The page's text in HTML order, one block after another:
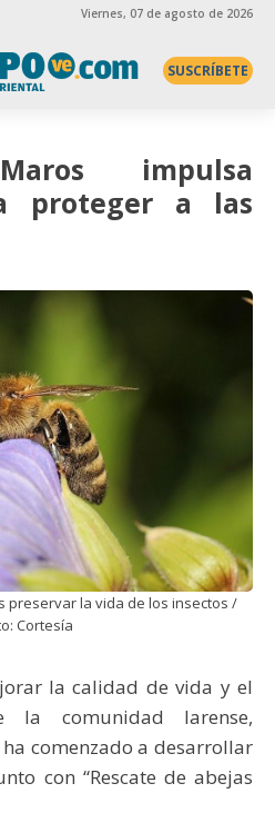
Viernes, 07 de agosto de 2026
SUSCRÍBETE
impulsa
proteger a las
preservar la vida de los insectos /
Cortesía
la calidad de vida y el
la comunidad larense,
comenzado a desarrollar
con “Rescate de abejas